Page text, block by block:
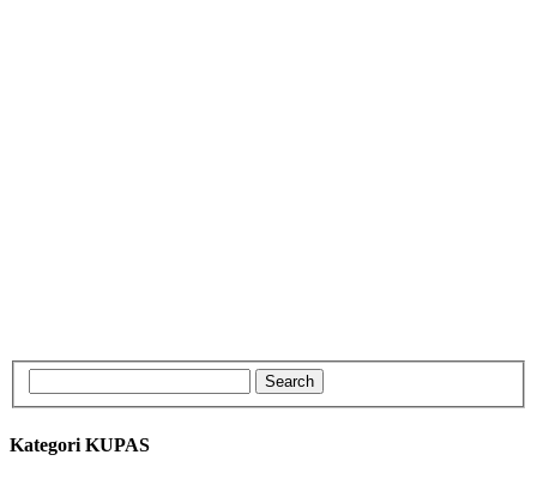
Kategori KUPAS